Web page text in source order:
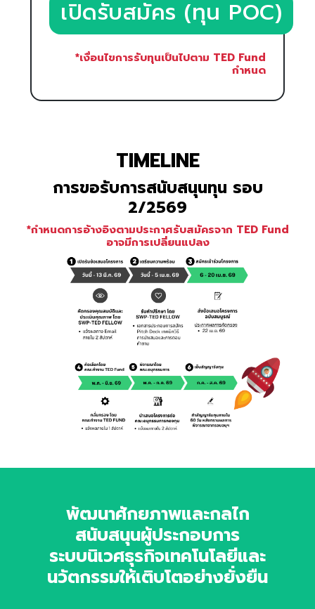
เปิดรับสมัคร (ทุน POC)
*เงื่อนไขการรับทุนเป็นไปตาม TED Fund
กำหนด
TIMELINE
การขอรับการสนับสนุนทุน รอบ
2/2569
*กำหนดการอ้างอิงตามประกาศรับสมัครจาก TED Fund
อาจมีการเปลี่ยนแปลง
พัฒนาศักยภาพและกลไก
สนับสนุนผู้ประกอบการ
ระบบนิเวศธุรกิจเทคโนโลยีและ
นวัตกรรมให้เติบโตอย่างยั่งยืน